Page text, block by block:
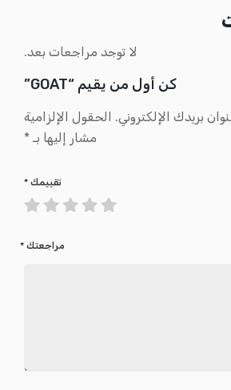
لا توجد مراجعات بعد.
كن أول من يقيم “GOAT”
بريدك الإلكتروني. الحقول الإلزامية
مشار إليها بـ *
تقييمك *
مراجعتك *